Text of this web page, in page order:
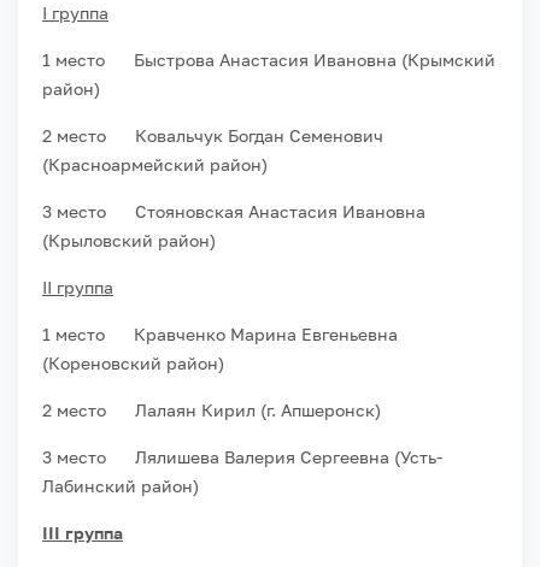
I группа
1 место Быстрова Анастасия Ивановна (Крымский
район)
2 место Ковальчук Богдан Семенович
(Красноармейский район)
3 место Стояновская Анастасия Ивановна
(Крыловский район)
II группа
1 место Кравченко Марина Евгеньевна
(Кореновский район)
2 место Лалаян Кирил (г. Апшеронск)
3 место Лялишева Валерия Сергеевна (Усть-
Лабинский район)
III группа